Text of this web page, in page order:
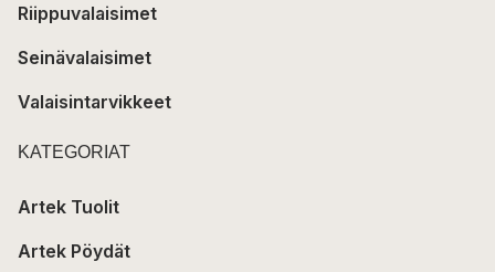
Riippuvalaisimet
Seinävalaisimet
Valaisintarvikkeet
KATEGORIAT
Artek Tuolit
Artek Pöydät